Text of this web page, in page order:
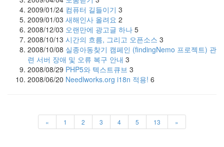
2009/01/24 컴퓨터 길들이기 3
2009/01/03 새해인사 올려요 2
2008/12/03 오랜만에 광고글 하나 5
2008/10/13 시간의 흐름, 그리고 오픈소스 3
2008/10/08 실종아동찾기 캠페인 (findingNemo 프로젝트) 관
련 서버 장애 및 오류 복구 안내 3
2008/08/29 PHP5와 텍스트큐브 3
2008/06/20 Needlworks.org i18n 적용! 6
« 1 2 3 4 5 13 »
Tattertools